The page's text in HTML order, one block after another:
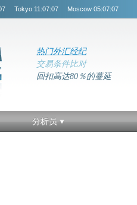
Tokyo 11:07:08 Moscow 05:07:08
热门外汇经纪
交易条件比对
回扣高达80％的蔓延
分析员